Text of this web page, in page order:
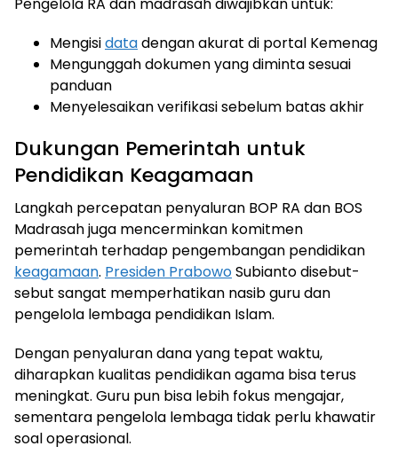
Mengisidatadengan akurat di portal Kemenag
Mengunggah dokumen yang diminta sesuai
panduan
Menyelesaikan verifikasi sebelum batas akhir
Dukungan Pemerintah untuk
Pendidikan Keagamaan
Langkah percepatan penyaluran BOP RA dan BOS
Madrasah juga mencerminkan komitmen
pemerintah terhadap pengembangan pendidikan
keagamaan. Presiden PrabowoSubianto disebut-
sebut sangat memperhatikan nasib guru dan
pengelola lembaga pendidikan Islam.
Dengan penyaluran dana yang tepat waktu,
diharapkan kualitas pendidikan agama bisa terus
meningkat. Guru pun bisa lebih fokus mengajar,
sementara pengelola lembaga tidak perlu khawatir
soal operasional.